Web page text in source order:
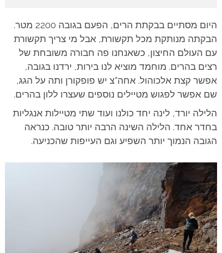
היום מסתיים בבקתת הרים, הפעם בגובה 2200 מטר.
הבקתה מנותקת מכל תקשורת, אבל מי צריך תקשורת
עם העולם החיצון, כשאנחנו פה חבורה משובחת של
רצים בהרים. מוחמד מוציא לנו בירות, ירדנו בגובה,
אפשר קצת אלכוהול. אחה"צ יש פופקורן ותה על הגג,
שם אפשר לפגוש מטיילים נוספים שעצרו ללון בהרים.
הלילה יורד, לינה יחד כולנו ועוד שתי מטיילות אנגליות
בחדר אחד. הלילה השינה הרבה יותר טובה. כנראה
הגובה הנמוך יותר השפיע וגם העייפות שהכניעה.